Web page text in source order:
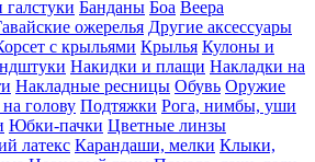
Банданы Боа Веера
ожерелья Другие аксессуары
с крыльями Крылья Кулоны и
Накидки и плащи Накладки на
Накладные ресницы Обувь Оружие
голову Подтяжки Рога, нимбы, уши
Юбки-пачки Цветные линзы
латекс Карандаши, мелки Клыки,